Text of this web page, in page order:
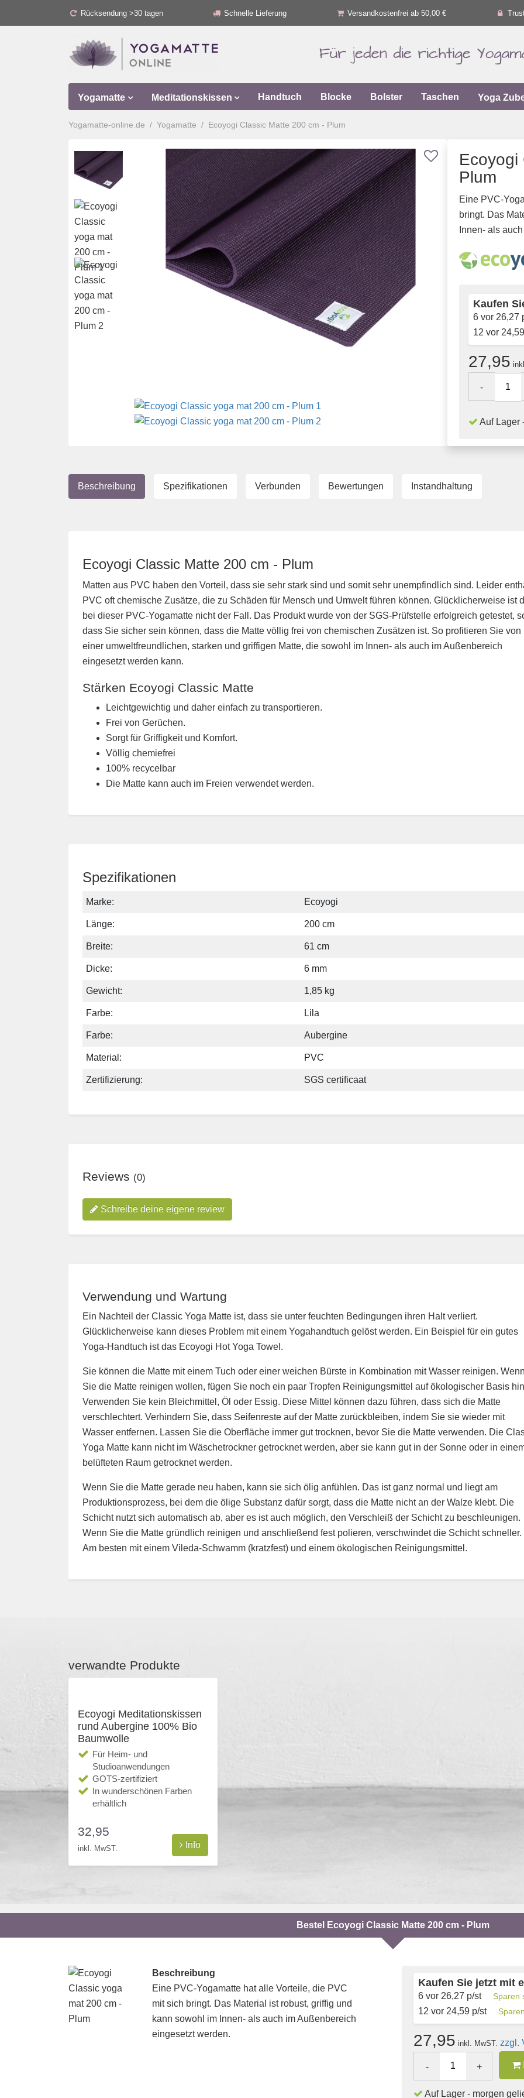
Rücksendung >30 tagen Schnelle Lieferung Versandkostenfrei ab 50,00 €
Yogamatte Meditationskissen Handtuch Blocke Bolster Taschen Yoga
Yogamatte-online.de Yogamatte Ecoyogi Classic Matte 200 cm - Plum
Ecoyogi
Plum
Eine PVC-
bringt. Das
Innen- als
Kaufen
6 vor 26,27
12 vor 24,59
27,95
-
Auf Lager
Beschreibung Spezifikationen Verbunden Bewertungen Instandhaltung
Ecoyogi Classic Matte 200 cm - Plum
Matten aus PVC haben den Vorteil, dass sie sehr stark sind und somit sehr unempfindlich sind. Leider
PVC oft chemische Zusätze, die zu Schäden für Mensch und Umwelt führen können. Glücklicherweise ist
bei dieser PVC-Yogamatte nicht der Fall. Das Produkt wurde von der SGS-Prüfstelle erfolgreich getestet,
dass Sie sicher sein können, dass die Matte völlig frei von chemischen Zusätzen ist. So profitieren Sie von
einer umweltfreundlichen, starken und griffigen Matte, die sowohl im Innen- als auch im Außenbereich
eingesetzt werden kann.
Stärken Ecoyogi Classic Matte
Leichtgewichtig und daher einfach zu transportieren.
Frei von Gerüchen.
Sorgt für Griffigkeit und Komfort.
Völlig chemiefrei
100% recycelbar
Die Matte kann auch im Freien verwendet werden.
Spezifikationen
Marke: Ecoyogi
Länge: 200 cm
Breite: 61 cm
Dicke: 6 mm
Gewicht: 1,85 kg
Farbe: Lila
Farbe: Aubergine
Material: PVC
Zertifizierung: SGS certificaat
Reviews (0)
Schreibe deine eigene review
Verwendung und Wartung
Ein Nachteil der Classic Yoga Matte ist, dass sie unter feuchten Bedingungen ihren Halt verliert.
Glücklicherweise kann dieses Problem mit einem Yogahandtuch gelöst werden. Ein Beispiel für ein gutes
Yoga-Handtuch ist das Ecoyogi Hot Yoga Towel.
Sie können die Matte mit einem Tuch oder einer weichen Bürste in Kombination mit Wasser reinigen. Wenn
Sie die Matte reinigen wollen, fügen Sie noch ein paar Tropfen Reinigungsmittel auf ökologischer Basis
Verwenden Sie kein Bleichmittel, Öl oder Essig. Diese Mittel können dazu führen, dass sich die Matte
verschlechtert. Verhindern Sie, dass Seifenreste auf der Matte zurückbleiben, indem Sie sie wieder mit
Wasser entfernen. Lassen Sie die Oberfläche immer gut trocknen, bevor Sie die Matte verwenden. Die
Yoga Matte kann nicht im Wäschetrockner getrocknet werden, aber sie kann gut in der Sonne oder in
belüfteten Raum getrocknet werden.
Wenn Sie die Matte gerade neu haben, kann sie sich ölig anfühlen. Das ist ganz normal und liegt am
Produktionsprozess, bei dem die ölige Substanz dafür sorgt, dass die Matte nicht an der Walze klebt. Die
Schicht nutzt sich automatisch ab, aber es ist auch möglich, den Verschleiß der Schicht zu beschleunigen.
Wenn Sie die Matte gründlich reinigen und anschließend fest polieren, verschwindet die Schicht schneller.
Am besten mit einem Vileda-Schwamm (kratzfest) und einem ökologischen Reinigungsmittel.
verwandte Produkte
Ecoyogi Meditationskissen
rund Aubergine 100% Bio
Baumwolle
Für Heim- und
Studioanwendungen
GOTS-zertifiziert
In wunderschönen Farben
erhältlich
32,95
inkl. MwST. Info
Bestel Ecoyogi Classic Matte 200 cm - Plum
Beschreibung
Eine PVC-Yogamatte hat alle Vorteile, die PVC
mit sich bringt. Das Material ist robust, griffig und
kann sowohl im Innen- als auch im Außenbereich
eingesetzt werden.
Kaufen Sie jetzt mit
6 vor 26,27 p/st Sparen
12 vor 24,59 p/st
27,95 inkl. MwST. zzgl.
- +
Auf Lager - morgen